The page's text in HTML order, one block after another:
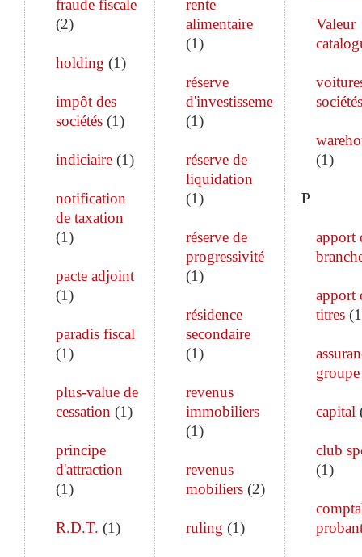
fraude fiscale
(2)
holding (1)
impôt des
sociétés (1)
indiciaire (1)
notification
de taxation
(1)
pacte adjoint
(1)
paradis fiscal
(1)
plus-value de
cessation (1)
principe
d'attraction
(1)
R.D.T. (1)
rente
alimentaire
(1)
réserve
d'investissement
(1)
réserve de
liquidation
(1)
réserve de
progressivité
(1)
résidence
secondaire
(1)
revenus
immobiliers
(1)
revenus
mobiliers(2)
ruling (1)
Valeur
sociétés
(1)
P
apport
apport
titres(1
groupe
capital
club
(1)